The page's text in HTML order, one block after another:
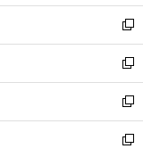
し
い
ウ
ィ
ン
ド
ウ
で
新
し
い
ウ
ィ
ン
ド
新
し
い
ウ
ィ
新
し
い
新